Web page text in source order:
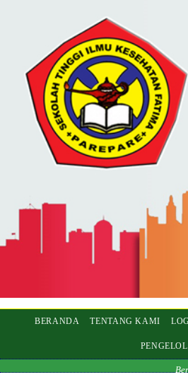
BERANDA TENTANG KAMI